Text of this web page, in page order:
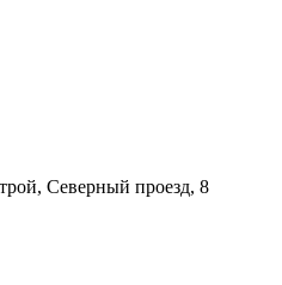
Северный проезд, 8